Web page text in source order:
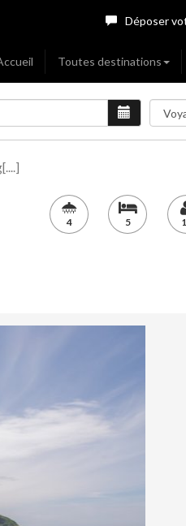
Déposer
Toutes destinations
4 5